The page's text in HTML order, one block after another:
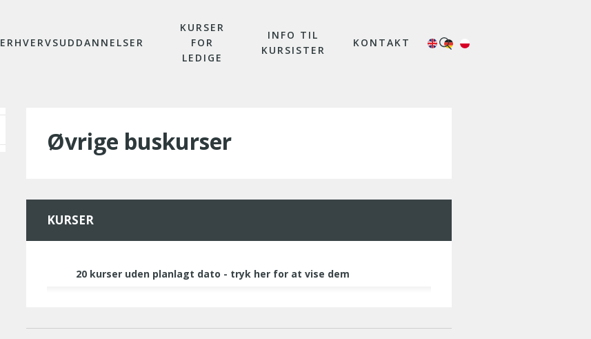
ERHVERVSUDDANNELSER
KURSER
FOR
LEDIGE
INFO TIL
KURSISTER
KONTAKT
Øvrige buskurser
KURSER
20 kurser uden planlagt dato - tryk her for at vise dem